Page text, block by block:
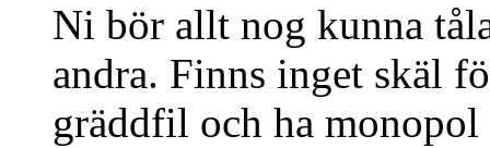
Ni bör allt nog kunna
andra. Finns inget skäl
gräddfil och ha